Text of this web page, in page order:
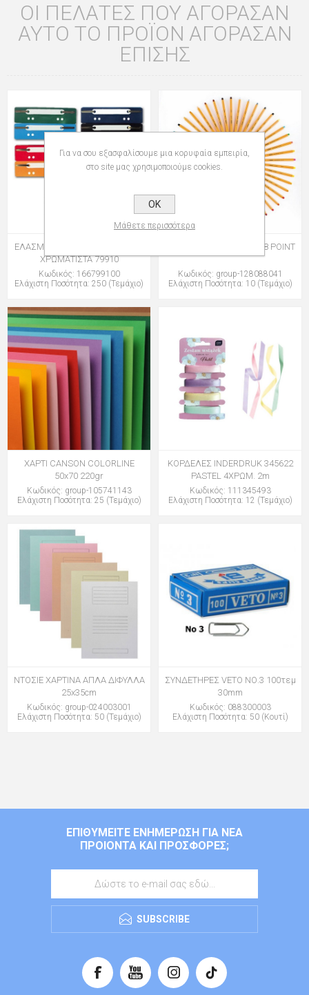
ΟΙ ΠΕΛΆΤΕΣ ΠΟΥ ΑΓΌΡΑΣΑΝ
ΑΥΤΌ ΤΟ ΠΡΟΪΌΝ ΑΓΌΡΑΣΑΝ
ΕΠΊΣΗΣ
ΕΛΑΣΜΑΤΑ ΠΛΑΣΤΙΚΑ ΕΥΡΩΠΗΣ
ΧΡΩΜΑΤΙΣΤΑ 79910
Κωδικός: 166799100
Ελάχιστη Ποσότητα: 250 (Τεμάχιο)
ΜΑΡΚΑΔΟΡΟΙ STABILO 88 POINT
Κωδικός: group-128088041
Ελάχιστη Ποσότητα: 10 (Τεμάχιο)
ΧΑΡΤΙ CANSON COLORLINE
50x70 220gr
Κωδικός: group-105741143
Ελάχιστη Ποσότητα: 25 (Τεμάχιο)
ΚΟΡΔΕΛΕΣ INDERDRUK 345622
PASTEL 4ΧΡΩΜ. 2m
Κωδικός: 111345493
Ελάχιστη Ποσότητα: 12 (Τεμάχιο)
ΝΤΟΣΙΕ ΧΑΡΤΙΝΑ ΑΠΛΑ ΔΙΦΥΛΛΑ
25x35cm
Κωδικός: group-024003001
Ελάχιστη Ποσότητα: 50 (Τεμάχιο)
ΣΥΝΔΕΤΗΡΕΣ VETO ΝΟ.3 100τεμ
30mm
Κωδικός: 088300003
Ελάχιστη Ποσότητα: 50 (Κουτί)
ΕΠΙΘΥΜΕΊΤΕ ΕΝΗΜΈΡΩΣΗ ΓΙΑ ΝΈΑ
ΠΡΟΙΌΝΤΑ ΚΑΙ ΠΡΟΣΦΟΡΈΣ;
SUBSCRIBE
Για να σου εξασφαλίσουμε μια κορυφαία εμπειρία,
στο site μας χρησιμοποιούμε cookies.
OK
Μάθετε περισσότερα